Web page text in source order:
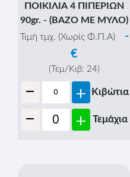
ΠΟΙΚΙΛΙΑ 4 ΠΙΠΕΡΙΩΝ
90gr. - (ΒΑΖΟ ΜΕ ΜΥΛΟ)
Τιμή τμχ. (Χωρίς Φ.Π.Α)
-
€
(Τεμ/Κιβ: 24)
- + Κιβώτια
- + Τεμάχια